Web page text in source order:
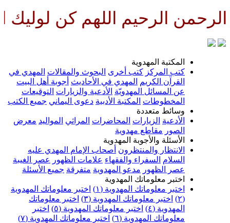
الرحيم اللهم كن لوليك
المكتبة المهدوية
كتب المركز كتب أخرى البحوث والمقالات المهدي في
القرآن الكريم
المهدي في الأحاديث أجوبة أهل البيت
عن المسائل المهدويّة الأدعية والزيارات التوقيعات
المخطوطات المكتبة الأدبية دعوى اليماني جميع الكتب
وسائط متعددة
الأدعية الزيارات المحاضرات المراثي المواليد معرض
الصور مقاطع مهدوية
الأسئلة والأجوبة المهدوية
الانتظار والمنتظرون أصحاب الإمام المهدي عليه
السلام السفراء والفقهاء علامات الظهور
عصر الغيبة
عصر الظهور مدعو المهدوية متفرقة جميع الأسئلة
اختبر معلوماتك المهدوية
اختبر معلوماتك المهدوية (١)
اختبر معلوماتك المهدوية
(٢)
اختبر معلوماتك المهدوية (٣)
اختبر معلوماتك
المهدوية (٤)
اختبر معلوماتك المهدوية (٥)
اختبر
معلوماتك المهدوية (٦)
اختبر معلوماتك المهدوية (٧)